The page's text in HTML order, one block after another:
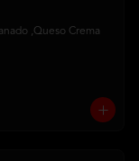
,Queso Crema